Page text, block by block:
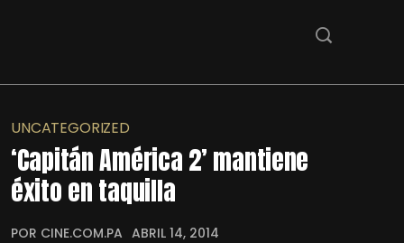
UNCATEGORIZED
‘Capitán América 2’ mantiene
éxito en taquilla
POR CINE.COM.PA ABRIL 14, 2014